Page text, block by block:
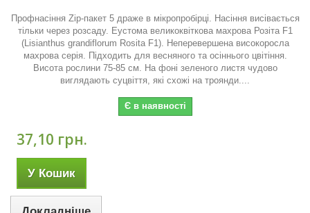
Профнасіння Zip-пакет 5 драже в мікропробірці. Насіння висівається
тільки через розсаду. Еустома великоквіткова махрова Розіта F1
(Lisianthus grandiflorum Rosita F1). Неперевершена високоросла
махрова серія. Підходить для весняного та осіннього цвітіння.
Висота рослини 75-85 см. На фоні зеленого листя чудово
виглядають суцвіття, які схожі на троянди....
Є в наявності
37,10 грн.
У Кошик